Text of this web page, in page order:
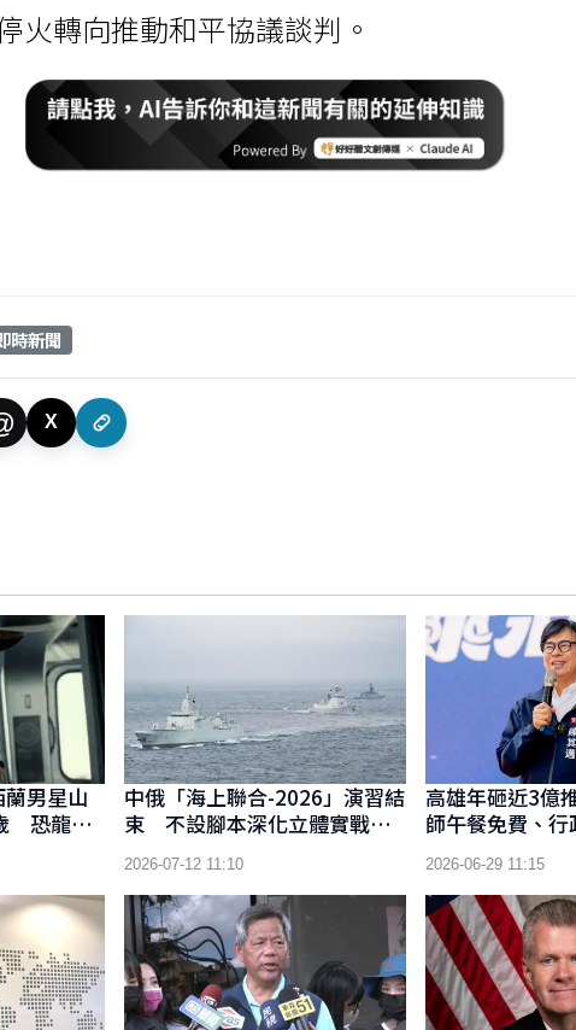
火轉向推動和平協議談判。
時新聞
X
蘭男星山
恐龍博
中
中俄「海上聯合-2026」演習結
束 不設腳本深化立體實戰協
同能力
2026-07-12 11:10
高雄年砸近3
師午餐免費、
數調降 導師午
組長授課節數調降
2026-06-29 11:15